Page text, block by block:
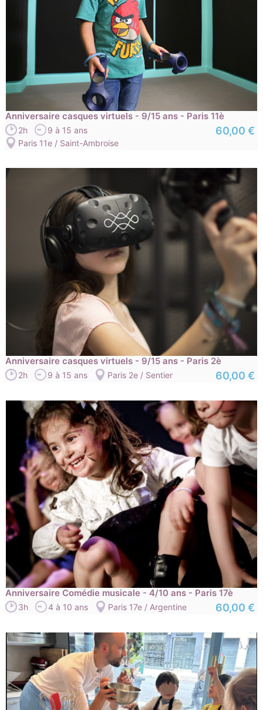
Anniversaire casques virtuels - 9/15 ans - Paris 11è
2h
9 à 15 ans
Paris 11e / Saint-Ambroise
60,00 €
Anniversaire casques virtuels - 9/15 ans - Paris 2è
2h 9 à 15 ans Paris 2e / Sentier 60,00 €
Anniversaire Comédie musicale - 4/10 ans - Paris 17è
3h 4 à 10 ans Paris 17e / Argentine 60,00 €